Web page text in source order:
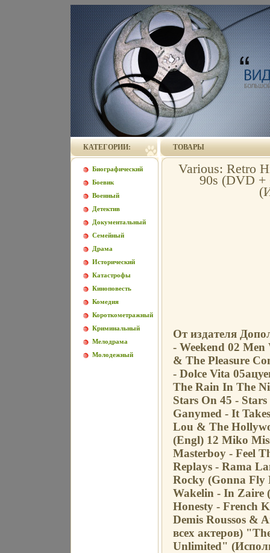
КАТЕГОРИИ:
Биографический
Боевик
Военный
Детектив
Документальный
Семейный
Драма
Исторический
Катастрофы
Киноповесть
Комедия
Короткометражный
Криминальный
Мелодрама
Молодежный
ТОВАРЫ
Various: Retro
90s (DVD +
От издателя
- Weekend 02
& The Pleasure
- Dolce Vita
The Rain In The
Stars On 45 -
Ganymed - It
Lou & The
(Engl) 12 Miko
Masterboy - Feel
Replays - Rama
Rocky (Gonna Fly
Wakelin - In Zaire
Honesty - French
Demis Roussos &
всех актеров)
Unlimited"